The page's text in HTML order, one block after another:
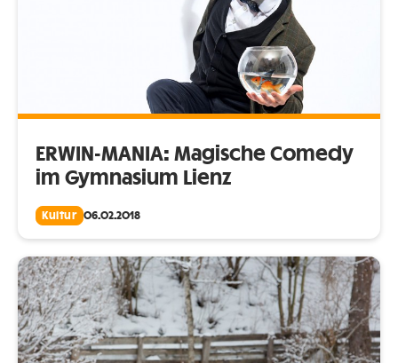
ERWIN-MANIA: Magische Comedy
im Gymnasium Lienz
Kultur 06.02.2018